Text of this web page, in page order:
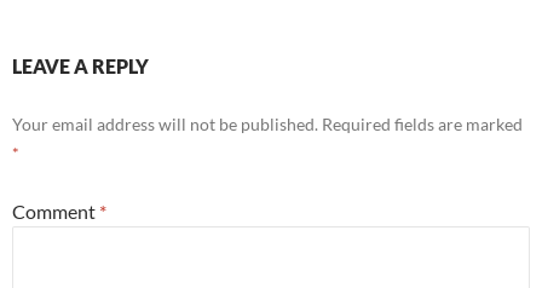
LEAVE A REPLY
Your email address will not be published. Required fields are marked
*
Comment *